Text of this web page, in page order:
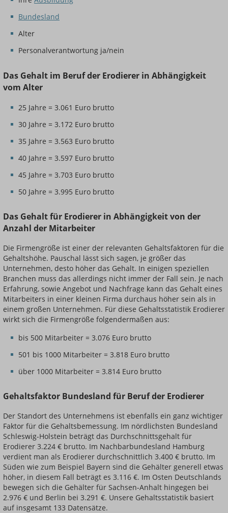
Bundesland
Alter
Personalverantwortung ja/nein
Das Gehalt im Beruf der Erodierer in Abhängigkeit
vom Alter
25 Jahre = 3.061 Euro brutto
30 Jahre = 3.172 Euro brutto
35 Jahre = 3.563 Euro brutto
40 Jahre = 3.597 Euro brutto
45 Jahre = 3.703 Euro brutto
50 Jahre = 3.995 Euro brutto
Das Gehalt für Erodierer in Abhängigkeit von der
Anzahl der Mitarbeiter
Die Firmengröße ist einer der relevanten Gehaltsfaktoren für die
Gehaltshöhe. Pauschal lässt sich sagen, je größer das
Unternehmen, desto höher das Gehalt. In einigen speziellen
Branchen muss das allerdings nicht immer der Fall sein. Je nach
Erfahrung, sowie Angebot und Nachfrage kann das Gehalt eines
Mitarbeiters in einer kleinen Firma durchaus höher sein als in
einem großen Unternehmen. Für diese Gehaltsstatistik Erodierer
wirkt sich die Firmengröße folgendermaßen aus:
bis 500 Mitarbeiter = 3.076 Euro brutto
501 bis 1000 Mitarbeiter = 3.818 Euro brutto
über 1000 Mitarbeiter = 3.814 Euro brutto
Gehaltsfaktor Bundesland für Beruf der Erodierer
Der Standort des Unternehmens ist ebenfalls ein ganz wichtiger
Faktor für die Gehaltsbemessung. Im nördlichsten Bundesland
Schleswig-Holstein beträgt das Durchschnittsgehalt für
Erodierer 3.224 € brutto. Im Nachbarbundesland Hamburg
verdient man als Erodierer durchschnittlich 3.400 € brutto. Im
Süden wie zum Beispiel Bayern sind die Gehälter generell etwas
höher, in diesem Fall beträgt es 3.116 €. Im Osten Deutschlands
bewegen sich die Gehälter für Sachsen-Anhalt hingegen bei
2.976 € und Berlin bei 3.291 €. Unsere Gehaltsstatistik basiert
auf insgesamt 133 Datensätze.